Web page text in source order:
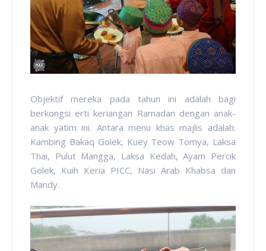
Objektif mereka pada tahun ini adalah bagi
berkongsi erti keriangan Ramadan dengan anak-
anak yatim ini. Antara menu khas majlis adalah:
Kambing Bakaq Golek, Kuey Teow Tomya, Laksa
Thai, Pulut Mangga, Laksa Kedah, Ayam Percik
Golek, Kuih Keria PICC, Nasi Arab Khabsa dan
Mandy.